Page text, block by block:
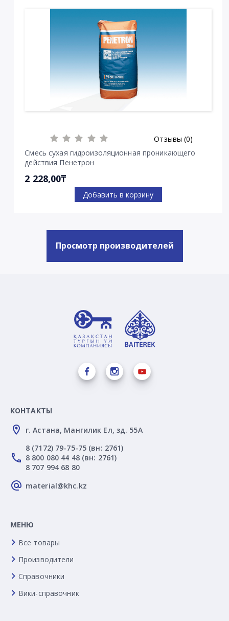
Отзывы (0)
Смесь сухая гидроизоляционная проникающего
действия Пенетрон
2 228,00₸
Добавить в корзину
Просмотр производителей
КОНТАКТЫ
г. Астана, Мангилик Ел, зд. 55А
8 (7172) 79-75-75 (вн: 2761)
8 800 080 44 48 (вн: 2761)
8 707 994 68 80
material@khc.kz
МЕНЮ
Все товары
Производители
Справочники
Вики-справочник